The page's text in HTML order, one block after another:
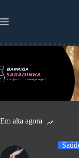
o
Em alta agora